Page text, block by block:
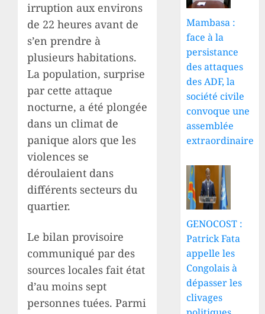
irruption aux environs
de 22 heures avant de
s’en prendre à
plusieurs habitations.
La population, surprise
par cette attaque
nocturne, a été plongée
dans un climat de
panique alors que les
violences se
déroulaient dans
différents secteurs du
quartier.
Le bilan provisoire
communiqué par des
sources locales fait état
d’au moins sept
personnes tuées. Parmi
Mambasa :
face à la
persistance
des attaques
des ADF, la
société civile
convoque une
assemblée
extraordinaire
GENOCOST :
Patrick Fata
appelle les
Congolais à
dépasser les
clivages